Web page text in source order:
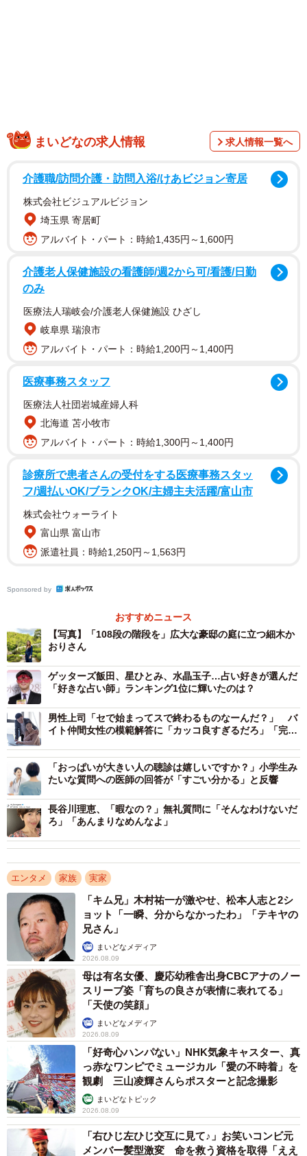
ートを引き受けました。数子さんの鑑定を間近で見て、数
をしているのか知り、「母の代でなくなってしまうなんて
もったいない」と六星占術の継承者になることを決意した
とメディアのインタビューに語っています。
現在は、直接依頼人の話を聞く個人鑑定に加え、「細木数
まいどなの求人情報 求人情報一覧へ
介護職/訪問介護・訪問入浴/けあビジョン寄居
株式会社ビジュアルビジョン
埼玉県 寄居町
アルバイト・パート：時給1,435円～1,600円
介護老人保健施設の看護師/週2から可/看護/日勤
のみ
医療法人瑞岐会/介護老人保健施設 ひざし
岐阜県 瑞浪市
アルバイト・パート：時給1,200円～1,400円
医療事務スタッフ
医療法人社団岩城産婦人科
北海道 苫小牧市
アルバイト・パート：時給1,300円～1,400円
診療所で患者さんの受付をする医療事務スタッ
フ/週払いOK/ブランクOK/主婦主夫活躍/富山市
株式会社ウォーライト
富山県 富山市
派遣社員：時給1,250円～1,563円
Sponsored by
おすすめニュース
【写真】「108段の階段を」広大な豪邸の庭に立つ細木か
おりさん
ゲッターズ飯田、星ひとみ、水晶玉子…占い好きが選んだ
「好きな占い師」ランキング1位に輝いたのは？
男性上司「セで始まってスで終わるものなーんだ？」 バ
イト仲間女性の模範解答に「カッコ良すぎるだろ」「完璧
「おっぱいが大きい人の聴診は嬉しいですか？」小学生み
たいな質問への医師の回答が「すごい分かる」と反響
長谷川理恵、「暇なの？」無礼質問に「そんなわけないだ
ろ」「あんまりなめんなよ」
エンタメ 家族 実家
「キム兄」木村祐一が激やせ、松本人志と2シ
ョット「一瞬、分からなかったわ」「テキヤの
兄さん」
まいどなメディア
2026.08.09
母は有名女優、慶応幼稚舎出身CBCアナのノー
スリーブ姿「育ちの良さが表情に表れてる」
「天使の笑顔」
まいどなメディア
2026.08.09
「好奇心ハンパない」NHK気象キャスター、真
っ赤なワンピでミュージカル「愛の不時着」を
観劇 三山凌輝さんらポスターと記念撮影
まいどなトピック
2026.08.09
「右ひじ左ひじ交互に見て♪」お笑いコンビ元
メンバー髪型激変 命を救う資格を取得「ええ